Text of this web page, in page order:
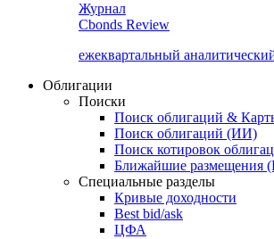
Журнал
Cbonds Review
ежеквартальный
Облигации
Поиски
Поиск облигаций &
Поиск облигаций (ИИ)
Поиск котировок
Ближайшие размещения
Специальные разделы
Кривые доходности
Best bid/ask
ЦФА